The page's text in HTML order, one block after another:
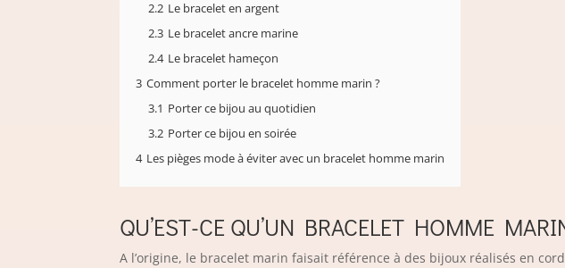
2.2 Le bracelet en argent
2.3 Le bracelet ancre marine
2.4 Le bracelet hameçon
3 Comment porter le bracelet homme marin ?
3.1 Porter ce bijou au quotidien
3.2 Porter ce bijou en soirée
4 Les pièges mode à éviter avec un bracelet homme marin
QU’EST-CE QU’UN BRACELET HOMME
A l’origine, le bracelet marin faisait référence à des bijoux réalisés en